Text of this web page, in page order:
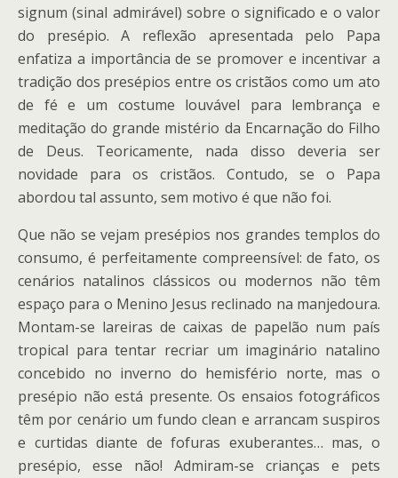
signum (sinal admirável) sobre o significado e o valor
do presépio. A reflexão apresentada pelo Papa
enfatiza a importância de se promover e incentivar a
tradição dos presépios entre os cristãos como um ato
de fé e um costume louvável para lembrança e
meditação do grande mistério da Encarnação do Filho
de Deus. Teoricamente, nada disso deveria ser
novidade para os cristãos. Contudo, se o Papa
abordou tal assunto, sem motivo é que não foi.
Que não se vejam presépios nos grandes templos do
consumo, é perfeitamente compreensível: de fato, os
cenários natalinos clássicos ou modernos não têm
espaço para o Menino Jesus reclinado na manjedoura.
Montam-se lareiras de caixas de papelão num país
tropical para tentar recriar um imaginário natalino
concebido no inverno do hemisfério norte, mas o
presépio não está presente. Os ensaios fotográficos
têm por cenário um fundo clean e arrancam suspiros
e curtidas diante de fofuras exuberantes… mas, o
presépio, esse não! Admiram-se crianças e pets